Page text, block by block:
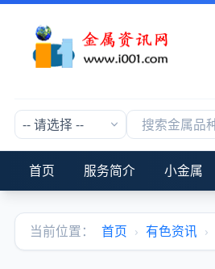
首页 服务简介 小金属
当前位置： 首页 › 有色资讯 ›